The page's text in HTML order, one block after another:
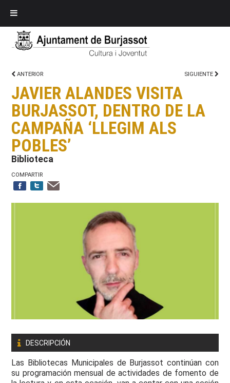
ANTERIOR SIGUIENTE
JAVIER ALANDES VISITA
BURJASSOT, DENTRO DE LA
CAMPAÑA ‘LLEGIM ALS
POBLES’
Biblioteca
COMPARTIR
DESCRIPCIÓN
Las Bibliotecas Municipales de Burjassot continúan con
su programación mensual de actividades de fomento de